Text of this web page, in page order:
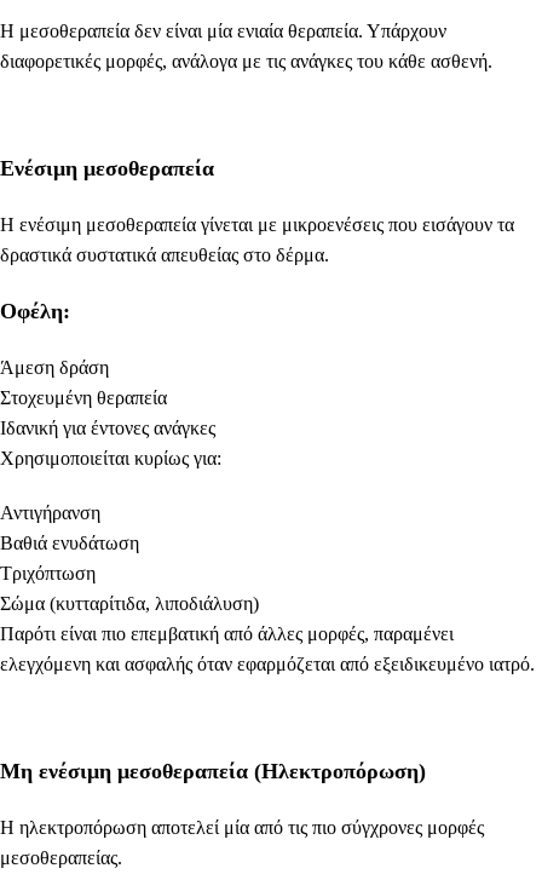
Η μεσοθεραπεία δεν είναι μία ενιαία θεραπεία. Υπάρχουν
διαφορετικές μορφές, ανάλογα με τις ανάγκες του κάθε ασθενή.
Ενέσιμη μεσοθεραπεία
Η ενέσιμη μεσοθεραπεία γίνεται με μικροενέσεις που εισάγουν τα
δραστικά συστατικά απευθείας στο δέρμα.
Οφέλη:
Άμεση δράση
Στοχευμένη θεραπεία
Ιδανική για έντονες ανάγκες
Χρησιμοποιείται κυρίως για:
Αντιγήρανση
Βαθιά ενυδάτωση
Τριχόπτωση
Σώμα (κυτταρίτιδα, λιποδιάλυση)
Παρότι είναι πιο επεμβατική από άλλες μορφές, παραμένει
ελεγχόμενη και ασφαλής όταν εφαρμόζεται από εξειδικευμένο ιατρό.
Μη ενέσιμη μεσοθεραπεία (Ηλεκτροπόρωση)
Η ηλεκτροπόρωση αποτελεί μία από τις πιο σύγχρονες μορφές
μεσοθεραπείας.